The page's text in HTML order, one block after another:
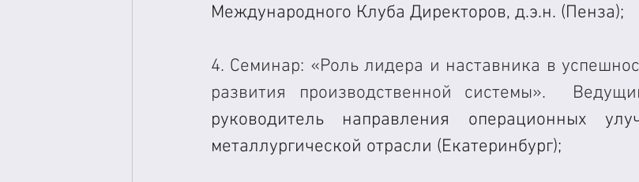
Международного Клуба Директоров, д.э.н. (Пенза);
4. Семинар: «Роль лидера и наставника в
развития производственной системы».
руководитель направления операционных
металлургической отрасли (Екатеринбург);